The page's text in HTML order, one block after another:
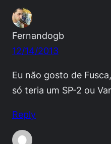
Fernandogb
12/14/2013
Eu não gosto de
só teria um SP-2 ou
Reply